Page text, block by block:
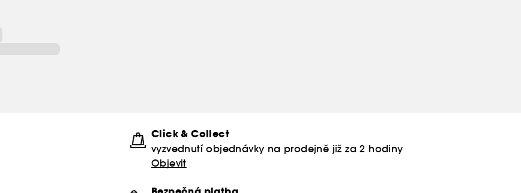
Click & Collect
vyzvednutí objednávky na prodejně již za 2 hodiny
Objevit